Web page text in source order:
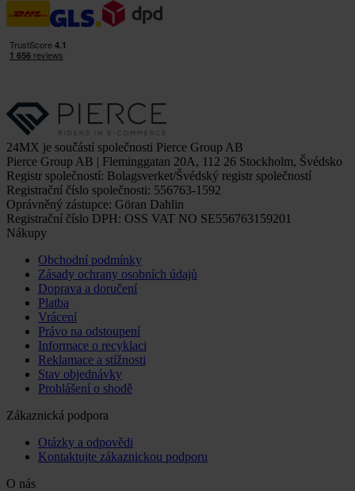
24MX je součástí společnosti Pierce Group AB
Pierce Group AB | Fleminggatan 20A, 112 26 Stockholm, Švédsko
Registr společností: Bolagsverket/Švédský registr společností
Registrační číslo společnosti: 556763-1592
Oprávněný zástupce: Göran Dahlin
Registrační číslo DPH: OSS VAT NO SE556763159201
Nákupy
Obchodní podmínky
Zásady ochrany osobních údajů
Doprava a doručení
Platba
Vrácení
Právo na odstoupení
Informace o recyklaci
Reklamace a stížnosti
Stav objednávky
Prohlášení o shodě
Zákaznická podpora
Otázky a odpovědi
Kontaktujte zákaznickou podporu
O nás